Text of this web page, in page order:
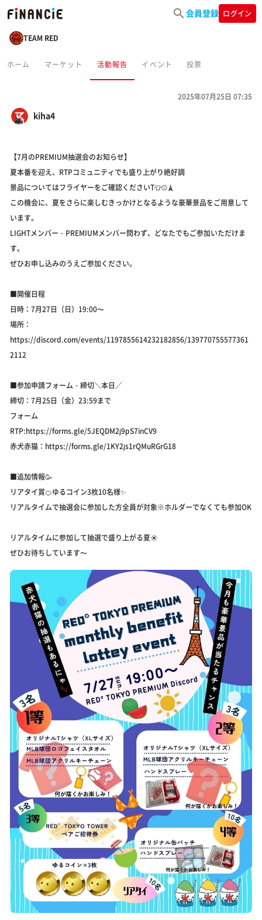
会員登録 ログイン
TEAM RED
ホーム マーケット 活動報告 イベント 投票
kiha4
2025年07月25日 07:35
【7月のPREMIUM抽選会のお知らせ】
夏本番を迎え、RTPコミュニティでも盛り上がり絶好調
景品についてはフライヤーをご確認くださいT👕⚾️🗼
この機会に、夏をさらに楽しむきっかけとなるような豪華景品をご用意して
います。
LIGHTメンバー・PREMIUMメンバー問わず、どなたでもご参加いただけま
す。
ぜひお申し込みのうえご参加ください。
■開催日程
日時：7月27日（日）19:00〜
場所：
https://discord.com/events/1197855614232182856/139770755577361
2112
■参加申請フォーム・締切＼本日／
締切：7月25日（金）23:59まで
フォーム
RTP:https://forms.gle/5JEQDM2j9pS7inCV9
赤犬赤猫：https://forms.gle/1KY2js1rQMuRGrG18
■追加情報🥳
リアタイ賞🍊ゆるコイン3枚10名様✨
リアルタイムで抽選会に参加した方全員が対象※ホルダーでなくても参加OK
リアルタイムに参加して抽選で盛り上がる夏☀️
ぜひお待ちしています〜